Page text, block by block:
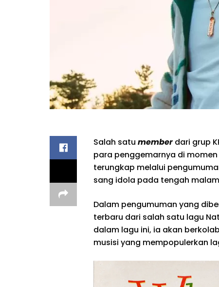
Salah satu memberdari grup
para penggemarnya di
terungkap melalui
sang idola pada tengah
Dalam pengumuman yang
terbaru dari salah satu lagu
dalam lagu ini, ia akan
musisi yang mempopulerkan